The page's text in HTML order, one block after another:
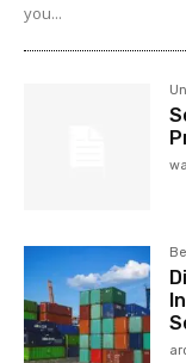
you...